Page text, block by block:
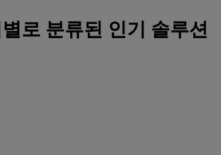
로 분류된 인기 솔루션